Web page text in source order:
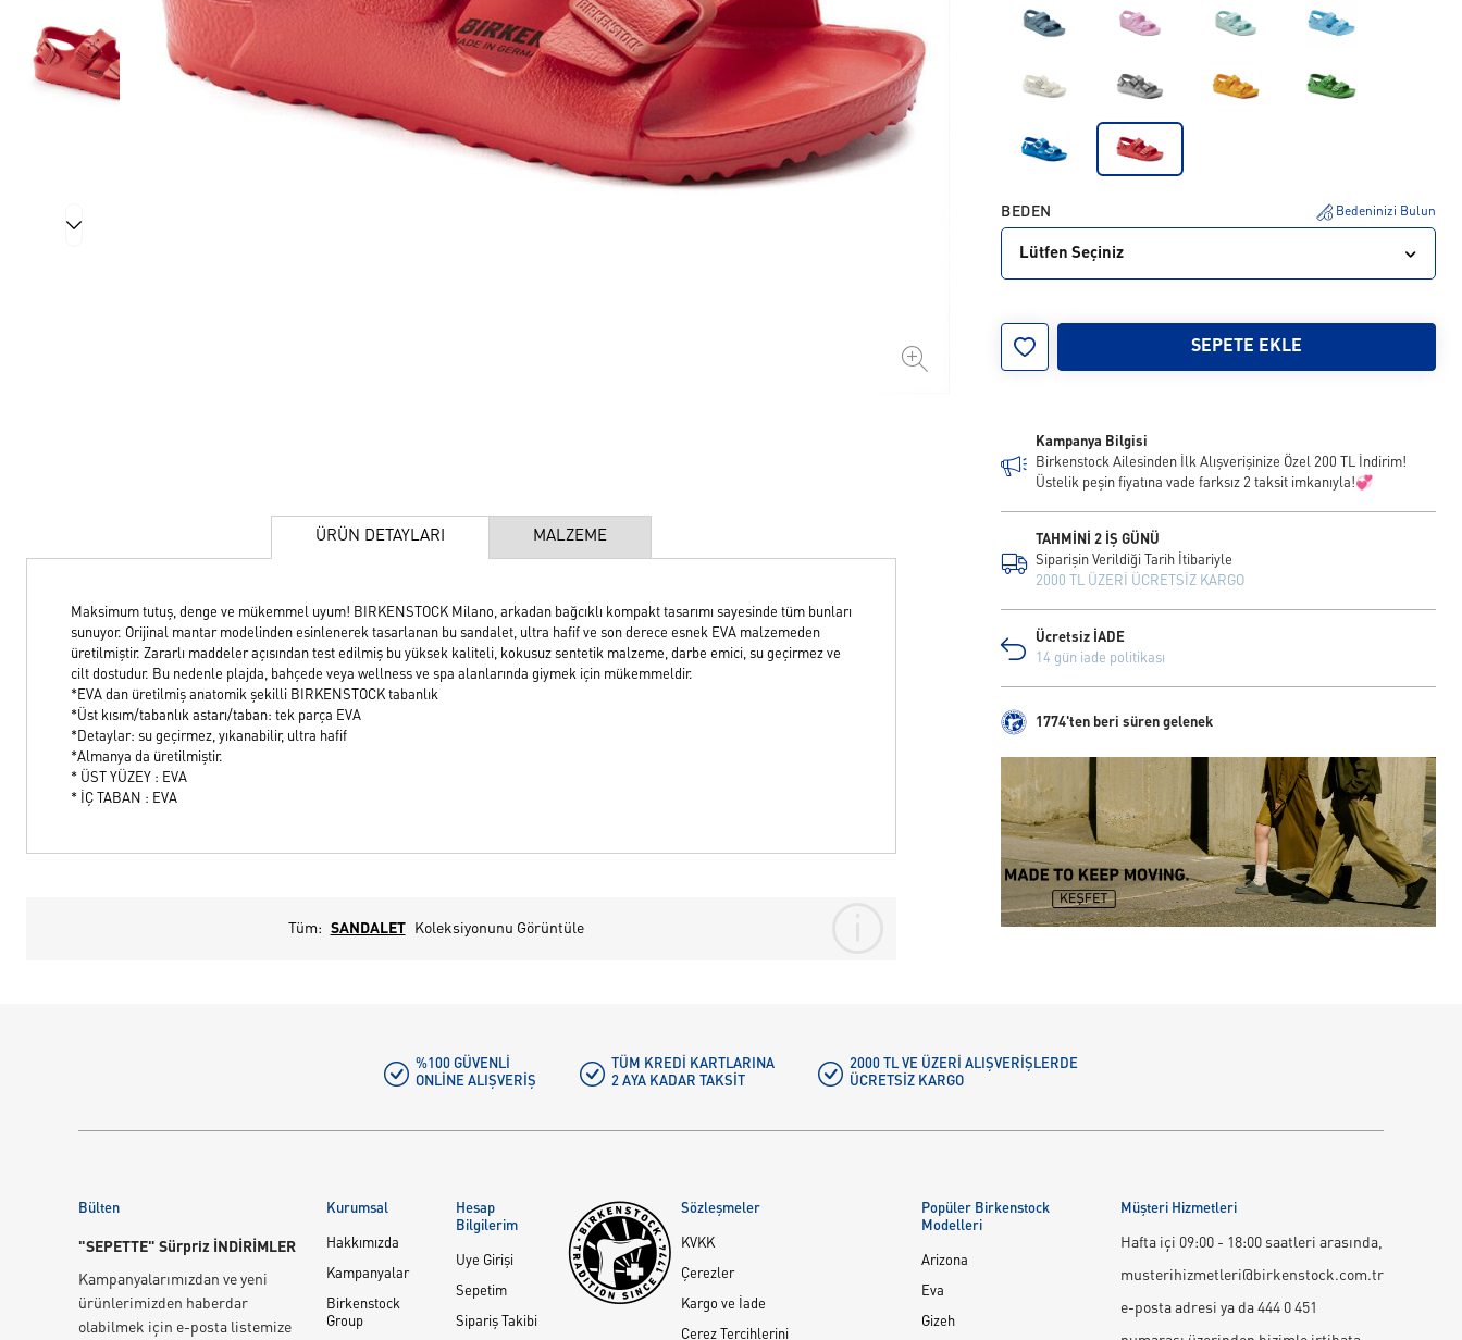
ÜRÜN DETAYLARI MALZEME
Maksimum tutuş, denge ve mükemmel uyum! BIRKENSTOCK Milano, arkadan bağcıklı kompakt tasarımı sayesinde tüm bunları
sunuyor. Orijinal mantar modelinden esinlenerek tasarlanan bu sandalet, ultra hafif ve son derece esnek EVA malzemeden
üretilmiştir. Zararlı maddeler açısından test edilmiş bu yüksek kaliteli, kokusuz sentetik malzeme, darbe emici, su geçirmez ve
cilt dostudur. Bu nedenle plajda, bahçede veya wellness ve spa alanlarında giymek için mükemmeldir.
*EVA dan üretilmiş anatomik şekilli BIRKENSTOCK tabanlık
*Üst kısım/tabanlık astarı/taban: tek parça EVA
*Detaylar: su geçirmez, yıkanabilir, ultra hafif
*Almanya da üretilmiştir.
* ÜST YÜZEY : EVA
* İÇ TABAN : EVA
Tüm: SANDALET Koleksiyonunu Görüntüle
BEDEN Bedeninizi Bulun
Lütfen Seçiniz
32
SEPETE EKLE
Kampanya Bilgisi
Birkenstock Ailesinden İlk Alışverişinize Özel 200 TL İndirim!
Üstelik peşin fiyatına vade farksız 2 taksit imkanıyla!💞
TAHMİNİ 2 İŞ GÜNÜ
Siparişin Verildiği Tarih İtibariyle
2000 TL ÜZERİ ÜCRETSİZ KARGO
Ücretsiz İADE
14 gün iade politikası
1774'ten beri süren gelenek
%100 GÜVENLI
ONLINE ALIŞVERIŞ
TÜM KREDI KARTLARINA
2 AYA KADAR TAKSIT
2000 TL VE ÜZERİ ALIŞVERİŞLERDE
ÜCRETSIZ KARGO
Bülten
"SEPETTE" Sürpriz İNDİRİMLER
Kampanyalarımızdan ve yeni
ürünlerimizden haberdar
olabilmek için e-posta listemize
Kurumsal
Hakkımızda
Kampanyalar
Birkenstock
Group
Hesap
Bilgilerim
Üye Girişi
Sepetim
Sipariş Takibi
Sözleşmeler
KVKK
Çerezler
Kargo ve İade
Çerez Tercihlerini
Popüler Birkenstock
Modelleri
Arizona
Eva
Gizeh
Müşteri Hizmetleri
Hafta içi 09:00 - 18:00 saatleri arasında,
musterihizmetleri@birkenstock.com.tr
e-posta adresi ya da 444 0 451